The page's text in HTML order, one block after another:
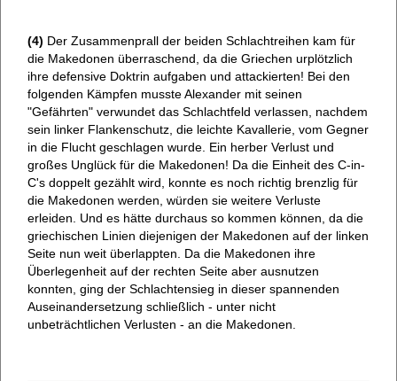
(4) Der Zusammenprall der beiden Schlachtreihen kam für
die Makedonen überraschend, da die Griechen urplötzlich
ihre defensive Doktrin aufgaben und attackierten! Bei den
folgenden Kämpfen musste Alexander mit seinen
"Gefährten" verwundet das Schlachtfeld verlassen, nachdem
sein linker Flankenschutz, die leichte Kavallerie, vom Gegner
in die Flucht geschlagen wurde. Ein herber Verlust und
großes Unglück für die Makedonen! Da die Einheit des C-in-
C's doppelt gezählt wird, konnte es noch richtig brenzlig für
die Makedonen werden, würden sie weitere Verluste
erleiden. Und es hätte durchaus so kommen können, da die
griechischen Linien diejenigen der Makedonen auf der linken
Seite nun weit überlappten. Da die Makedonen ihre
Überlegenheit auf der rechten Seite aber ausnutzen
konnten, ging der Schlachtensieg in dieser spannenden
Auseinandersetzung schließlich - unter nicht
unbeträchtlichen Verlusten - an die Makedonen.